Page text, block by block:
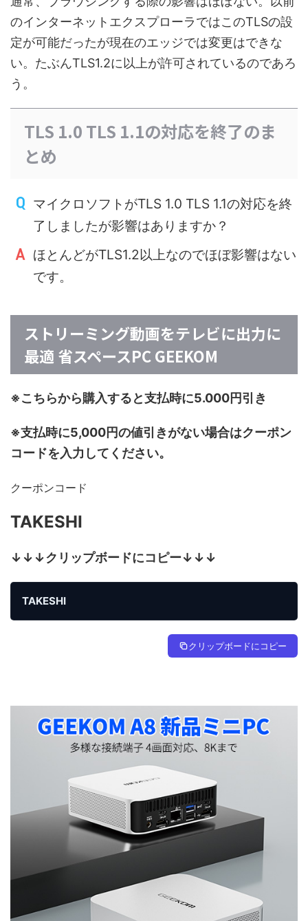
のインターネットエクスプローラではこのTLSの設
定が可能だったが現在のエッジでは変更はできな
い。たぶんTLS1.2に以上が許可されているのであろ
う。
TLS 1.0 TLS 1.1の対応を終了のま
とめ
マイクロソフトがTLS 1.0 TLS 1.1の対応を終
了しましたが影響はありますか？
ほとんどがTLS1.2以上なのでほぼ影響はない
です。
ストリーミング動画をテレビに出力に
最適 省スペースPC GEEKOM
※こちらから購入すると支払時に5.000円引き
※支払時に5,000円の値引きがない場合はクーポン
コードを入力してください。
クーポンコード
TAKESHI
↓↓↓クリップボードにコピー↓↓↓
TAKESHI
クリップボードにコピー